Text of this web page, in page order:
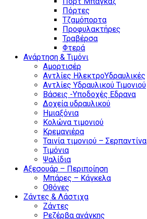
Πόρτες
Τζαμόπορτα
Προφυλακτήρες
Τραβέρσα
Φτερά
Ανάρτηση & Τιμόνι
Αμορτισέρ
Αντλίες ΗλεκτροΥδραυλικές
Αντλίες Υδραυλικού Τιμονιού
Βάσεις -Υποδοχές Εδρανα
Δοχεία υδραυλικού
Ημιαξόνια
Κολώνα τιμονιού
Κρεμαγιέρα
Ταινία τιμονιού – Σερπαντίνα
Τιμόνια
Ψαλίδια
Αξεσουάρ – Περιποίηση
Μπάρες – Κάγκελα
Οθόνες
Ζάντες & Λάστιχα
Ζάντες
Ρεζέρβα ανάγκης